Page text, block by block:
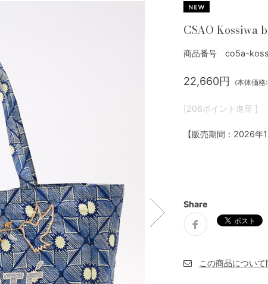
CSAO Kossiwa
商品番号 co5a-
22,660円 (本体価格
[206ポイント進呈 ]
【販売期間： 2026年
Share